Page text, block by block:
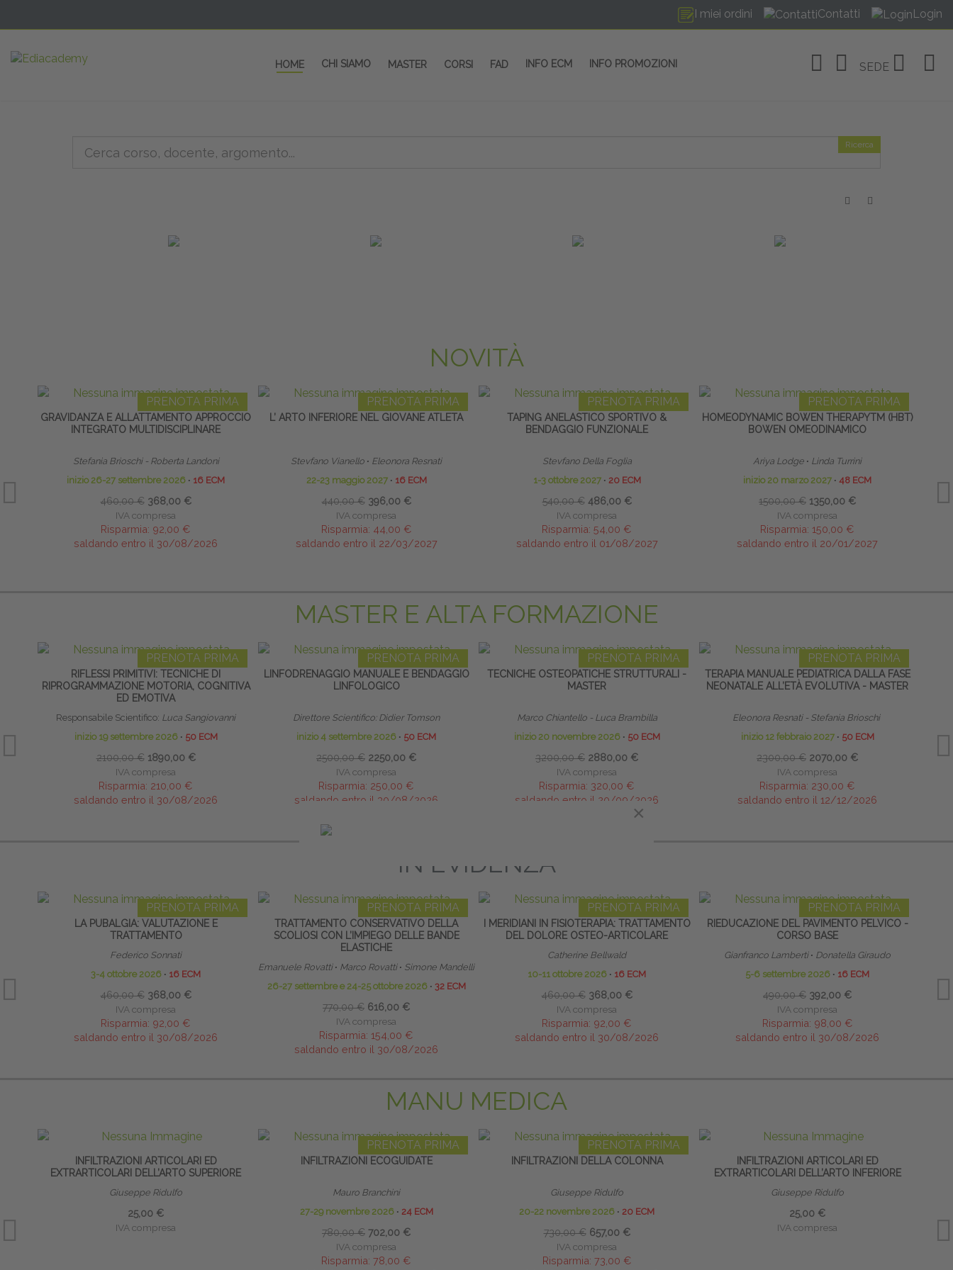
I miei ordini Contatti Login
HOME CHI SIAMO MASTER CORSI FAD INFO ECM INFO PROMOZIONI SEDE
Ricerca
NOVITÀ
PRENOTA PRIMA
GRAVIDANZA E ALLATTAMENTO APPROCCIO
INTEGRATO MULTIDISCIPLINARE
Stefania Brioschi - Roberta Landoni
inizio 26-27 settembre 2026 ∙ 16 ECM
460,00 € 368,00 €
IVA compresa
Risparmia: 92,00 €
saldando entro il 30/08/2026
PRENOTA PRIMA
L’ ARTO INFERIORE NEL GIOVANE ATLETA
Stevfano Vianello ∙ Eleonora Resnati
22-23 maggio 2027 ∙ 16 ECM
440,00 € 396,00 €
IVA compresa
Risparmia: 44,00 €
saldando entro il 22/03/2027
PRENOTA PRIMA
TAPING ANELASTICO SPORTIVO &
BENDAGGIO FUNZIONALE
Stevfano Della Foglia
1-3 ottobre 2027 ∙ 20 ECM
540,00 € 486,00 €
IVA compresa
Risparmia: 54,00 €
saldando entro il 01/08/2027
PRENOTA PRIMA
HOMEODYNAMIC BOWEN THERAPYTM (HBT)
BOWEN OMEODINAMICO
Ariya Lodge ∙ Linda Turrini
inizio 20 marzo 2027 ∙ 48 ECM
1500,00 € 1350,00 €
IVA compresa
Risparmia: 150,00 €
saldando entro il 20/01/2027
MASTER E ALTA FORMAZIONE
PRENOTA PRIMA
RIFLESSI PRIMITIVI: TECNICHE DI
RIPROGRAMMAZIONE MOTORIA, COGNITIVA
ED EMOTIVA
Responsabile Scientifico: Luca Sangiovanni
inizio 19 settembre 2026 ∙ 50 ECM
2100,00 € 1890,00 €
IVA compresa
Risparmia: 210,00 €
saldando entro il 30/08/2026
PRENOTA PRIMA
LINFODRENAGGIO MANUALE E BENDAGGIO
LINFOLOGICO
Direttore Scientifico: Didier Tomson
inizio 4 settembre 2026 ∙ 50 ECM
2500,00 € 2250,00 €
IVA compresa
Risparmia: 250,00 €
saldando entro il 30/08/2026
PRENOTA PRIMA
TECNICHE OSTEOPATICHE STRUTTURALI -
MASTER
Marco Chiantello - Luca Brambilla
inizio 20 novembre 2026 ∙ 50 ECM
3200,00 € 2880,00 €
IVA compresa
Risparmia: 320,00 €
saldando entro il 20/09/2026
PRENOTA PRIMA
TERAPIA MANUALE PEDIATRICA DALLA FASE
NEONATALE ALL’ETÀ EVOLUTIVA - MASTER
Eleonora Resnati - Stefania Brioschi
inizio 12 febbraio 2027 ∙ 50 ECM
2300,00 € 2070,00 €
IVA compresa
Risparmia: 230,00 €
saldando entro il 12/12/2026
IN EVIDENZA
PRENOTA PRIMA
LA PUBALGIA: VALUTAZIONE E
TRATTAMENTO
Federico Sonnati
3-4 ottobre 2026 ∙ 16 ECM
460,00 € 368,00 €
IVA compresa
Risparmia: 92,00 €
saldando entro il 30/08/2026
PRENOTA PRIMA
TRATTAMENTO CONSERVATIVO DELLA
SCOLIOSI CON L’IMPIEGO DELLE BANDE
ELASTICHE
Emanuele Rovatti ∙ Marco Rovatti ∙ Simone Mandelli
26-27 settembre e 24-25 ottobre 2026 ∙ 32 ECM
770,00 € 616,00 €
IVA compresa
Risparmia: 154,00 €
saldando entro il 30/08/2026
PRENOTA PRIMA
I MERIDIANI IN FISIOTERAPIA: TRATTAMENTO
DEL DOLORE OSTEO-ARTICOLARE
Catherine Bellwald
10-11 ottobre 2026 ∙ 16 ECM
460,00 € 368,00 €
IVA compresa
Risparmia: 92,00 €
saldando entro il 30/08/2026
PRENOTA PRIMA
RIEDUCAZIONE DEL PAVIMENTO PELVICO -
CORSO BASE
Gianfranco Lamberti ∙ Donatella Giraudo
5-6 settembre 2026 ∙ 16 ECM
490,00 € 392,00 €
IVA compresa
Risparmia: 98,00 €
saldando entro il 30/08/2026
MANU MEDICA
INFILTRAZIONI ARTICOLARI ED
EXTRARTICOLARI DELL’ARTO SUPERIORE
Giuseppe Ridulfo
25,00 €
IVA compresa
PRENOTA PRIMA
INFILTRAZIONI ECOGUIDATE
Mauro Branchini
27-29 novembre 2026 ∙ 24 ECM
780,00 € 702,00 €
IVA compresa
Risparmia: 78,00 €
PRENOTA PRIMA
INFILTRAZIONI DELLA COLONNA
Giuseppe Ridulfo
20-22 novembre 2026 ∙ 20 ECM
730,00 € 657,00 €
IVA compresa
Risparmia: 73,00 €
INFILTRAZIONI ARTICOLARI ED
EXTRARTICOLARI DELL’ARTO INFERIORE
Giuseppe Ridulfo
25,00 €
IVA compresa
×
×